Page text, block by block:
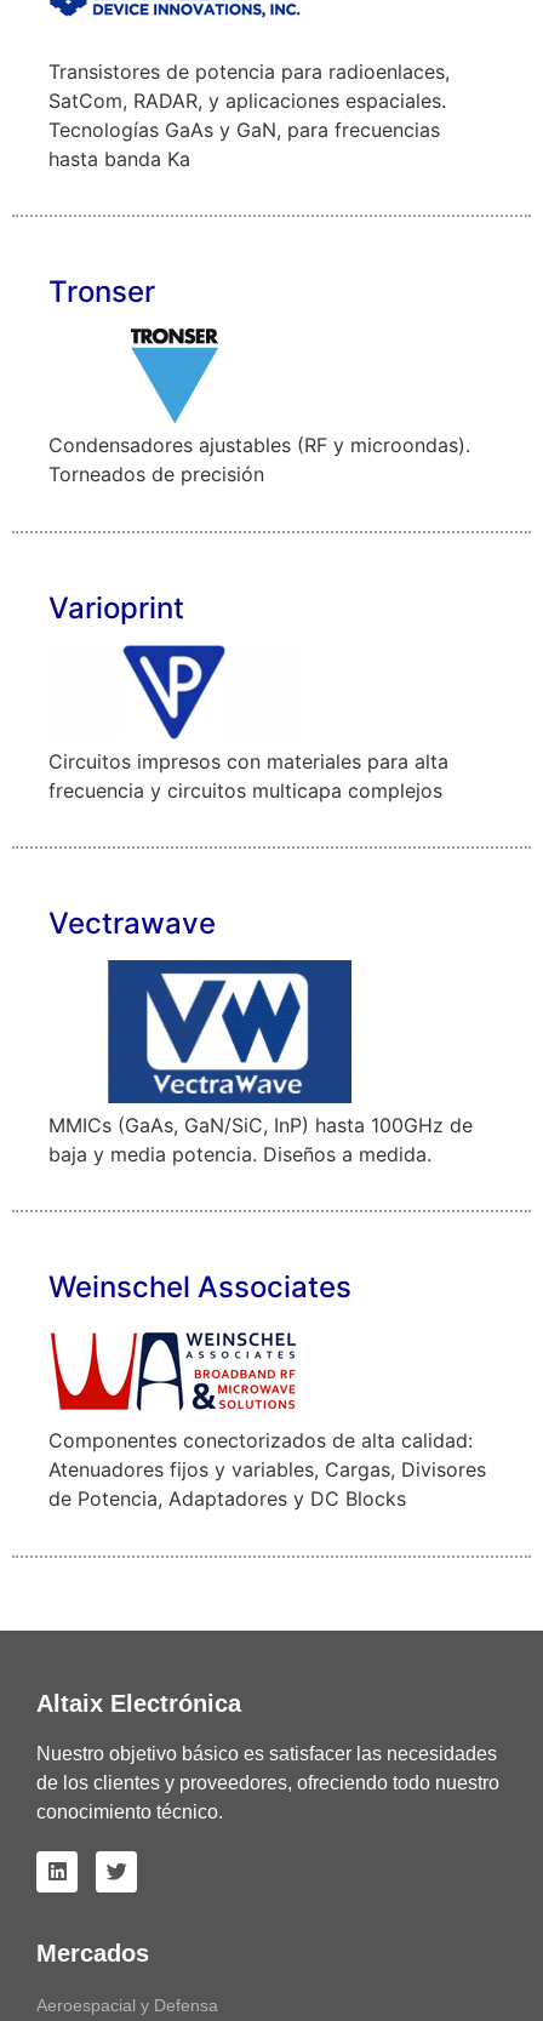
Transistores de potencia para radioenlaces,
SatCom, RADAR, y aplicaciones espaciales.
Tecnologías GaAs y GaN, para frecuencias
hasta banda Ka
Tronser
Condensadores ajustables (RF y microondas).
Torneados de precisión
Varioprint
Circuitos impresos con materiales para alta
frecuencia y circuitos multicapa complejos
Vectrawave
MMICs (GaAs, GaN/SiC, InP) hasta 100GHz de
baja y media potencia. Diseños a medida.
Weinschel Associates
Componentes conectorizados de alta calidad:
Atenuadores fijos y variables, Cargas, Divisores
de Potencia, Adaptadores y DC Blocks
Altaix Electrónica
Nuestro objetivo básico es satisfacer las necesidades
de los clientes y proveedores, ofreciendo todo nuestro
conocimiento técnico.
Mercados
Aeroespacial y Defensa